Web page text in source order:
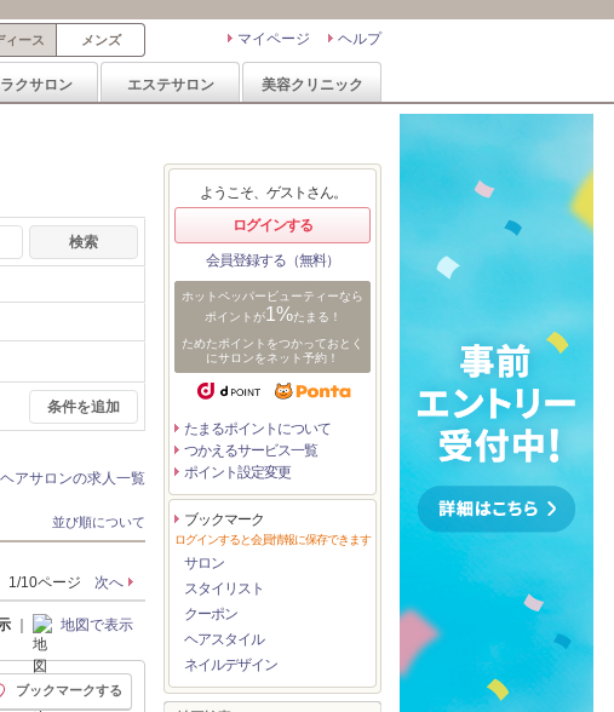
ヘルプ
マイページ
ィース メンズ
クサロン エステサロン 美容クリニック
条件を追加
ヘアサロンの求人一覧
並び順について
1/10ページ 次へ
地図で表示
ブックマークする
ようこそ、ゲストさん。
ログインする
会員登録する（無料）
ホットペッパービューティーなら
ポイントが1%たまる！
ためたポイントをつかっておとく
にサロンをネット予約！
たまるポイントについて
つかえるサービス一覧
ポイント設定変更
ブックマーク
ログインすると会員情報に保存できます
サロン
スタイリスト
クーポン
ヘアスタイル
ネイルデザイン